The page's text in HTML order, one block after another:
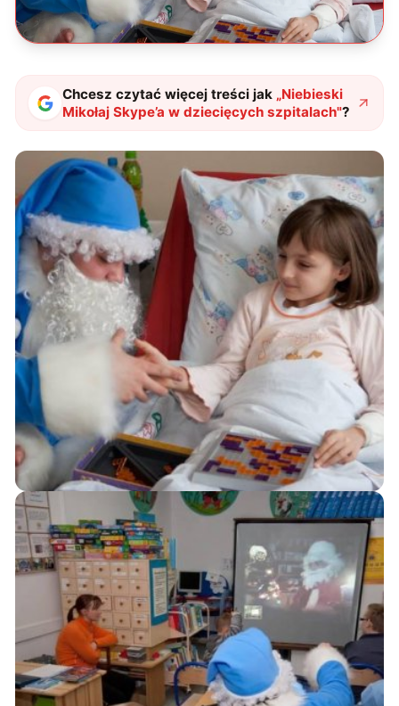
Chcesz czytać więcej treści jak „Niebieski
Mikołaj Skype’a w dziecięcych szpitalach"?